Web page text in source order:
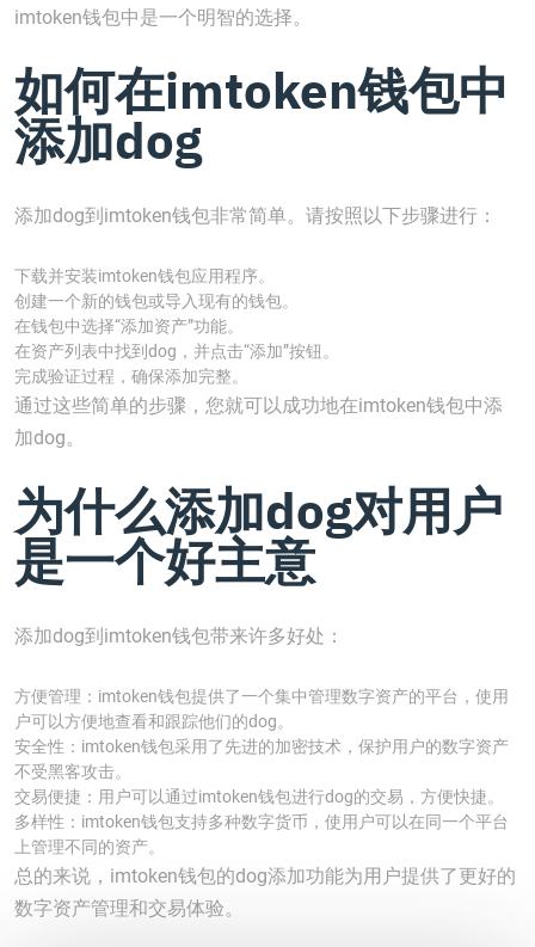
imtoken钱包中是一个明智的选择。
如何在imtoken钱包中
添加dog
添加dog到imtoken钱包非常简单。请按照以下步骤进行：
下载并安装imtoken钱包应用程序。
创建一个新的钱包或导入现有的钱包。
在钱包中选择“添加资产”功能。
在资产列表中找到dog，并点击“添加”按钮。
完成验证过程，确保添加完整。
通过这些简单的步骤，您就可以成功地在imtoken钱包中添
加dog。
为什么添加dog对用户
是一个好主意
添加dog到imtoken钱包带来许多好处：
方便管理：imtoken钱包提供了一个集中管理数字资产的平台，使用
户可以方便地查看和跟踪他们的dog。
安全性：imtoken钱包采用了先进的加密技术，保护用户的数字资产
不受黑客攻击。
交易便捷：用户可以通过imtoken钱包进行dog的交易，方便快捷。
多样性：imtoken钱包支持多种数字货币，使用户可以在同一个平台
上管理不同的资产。
总的来说，imtoken钱包的dog添加功能为用户提供了更好的
数字资产管理和交易体验。